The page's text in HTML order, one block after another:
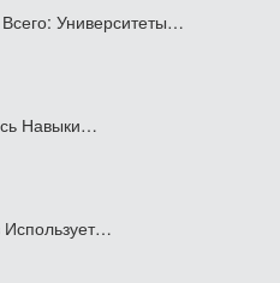
Университеты…
Навыки…